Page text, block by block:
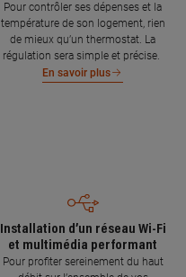
Pour contrôler ses dépenses et la
température de son logement, rien
de mieux qu’un thermostat. La
régulation sera simple et précise.
En savoir plus
Installation d’un réseau Wi-Fi
et multimédia performant
Pour profiter sereinement du haut